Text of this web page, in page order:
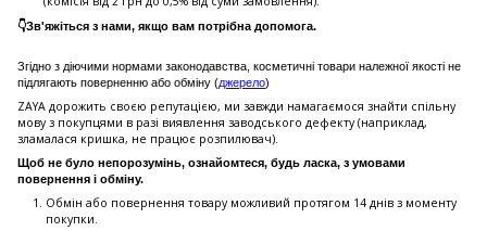
👇Зв'яжіться з нами, якщо вам потрібна допомога.
Згідно з діючими нормами законодавства, косметичні товари належної якості не
підлягають поверненню або обміну (джерело)
ZAYA дорожить своєю репутацією, ми завжди намагаємося знайти спільну
мову з покупцями в разі виявлення заводського дефекту (наприклад,
зламалася кришка, не працює розпилювач).
Щоб не було непорозумінь, ознайомтеся, будь ласка, з умовами
повернення і обміну.
Обмін або повернення товару можливий протягом 14 днів з моменту
покупки.